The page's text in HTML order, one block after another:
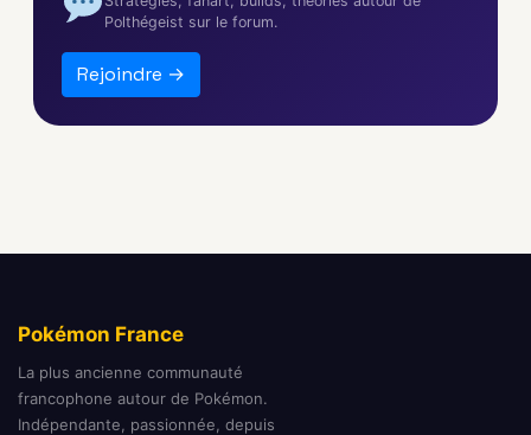
Polthégeist sur le forum.
Rejoindre →
Pokémon France
La plus ancienne communauté
francophone autour de Pokémon.
Indépendante, passionnée, depuis